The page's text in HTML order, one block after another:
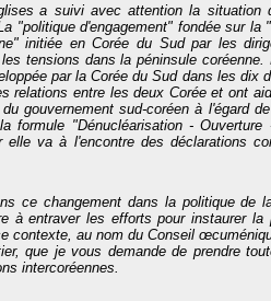
a suivi avec attention la situation
"politique d'engagement" fondée sur la "
initiée en Corée du Sud par les
tensions dans la péninsule
par la Corée du Sud dans les dix
relations entre les deux Corée et ont
gouvernement sud-coréen à l'égard
formule "Dénucléarisation - Ouverture
elle va à l'encontre des déclarations
ce changement dans la politique de
à entraver les efforts pour instaurer
contexte, au nom du Conseil
que je vous demande de prendre
intercoréennes.